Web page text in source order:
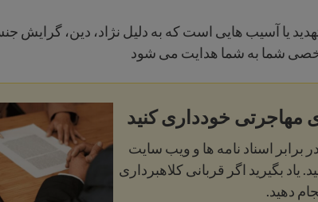
یا آسیب هایی است که به دلیل نژاد، دین، گرایش
شما به شما هدایت می شود
مهاجرتی خودداری کنید
برابر اسناد نامه ها و ویب سایت
بگیرید اگر قربانی کلاهبرداری
دهید.